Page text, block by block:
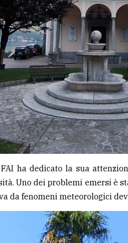
ha dedicato la sua
Uno dei problemi emersi è
da fenomeni meteorologici